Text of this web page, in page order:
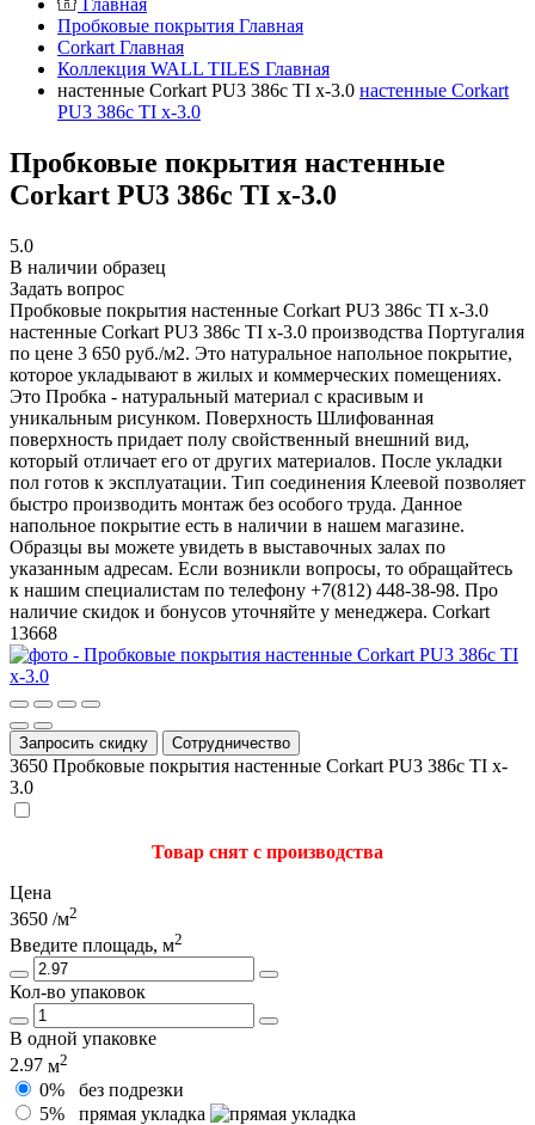
Главная
Пробковые покрытия Главная
Corkart Главная
Коллекция WALL TILES Главная
настенные Corkart PU3 386c TI x-3.0 настенные Corkart
PU3 386c TI x-3.0
Пробковые покрытия настенные
Corkart PU3 386c TI x-3.0
5.0
В наличии образец
Задать вопрос
Пробковые покрытия настенные Corkart PU3 386c TI x-3.0
настенные Corkart PU3 386c TI x-3.0 производства Португалия
по цене 3 650 руб./м2. Это натуральное напольное покрытие,
которое укладывают в жилых и коммерческих помещениях.
Это Пробка - натуральный материал с красивым и
уникальным рисунком. Поверхность Шлифованная
поверхность придает полу свойственный внешний вид,
который отличает его от других материалов. После укладки
пол готов к эксплуатации. Тип соединения Клеевой позволяет
быстро производить монтаж без особого труда. Данное
напольное покрытие есть в наличии в нашем магазине.
Образцы вы можете увидеть в выставочных залах по
указанным адресам. Если возникли вопросы, то обращайтесь
к нашим специалистам по телефону +7(812) 448-38-98. Про
наличие скидок и бонусов уточняйте у менеджера. Corkart
13668
Запросить скидку Сотрудничество
3650 Пробковые покрытия настенные Corkart PU3 386c TI x-
3.0
Товар снят с производства
Цена
3650 /м2
Введите площадь, м2
Кол-во упаковок
В одной упаковке
2.97 м2
0% без подрезки
5% прямая укладка